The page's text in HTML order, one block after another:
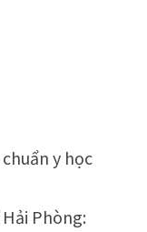
y học
Phòng: